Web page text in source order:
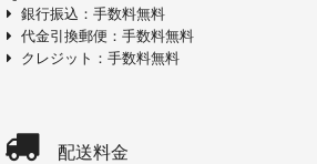
銀行振込：手数料無料
代金引換郵便：手数料無料
クレジット：手数料無料
配送料金